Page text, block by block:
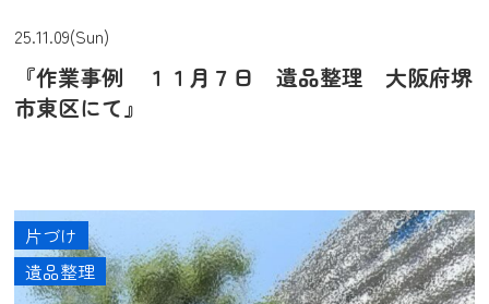
25.11.09(Sun)
『作業事例 １１月７日 遺品整理 大阪府堺
市東区にて』
片づけ
遺品整理